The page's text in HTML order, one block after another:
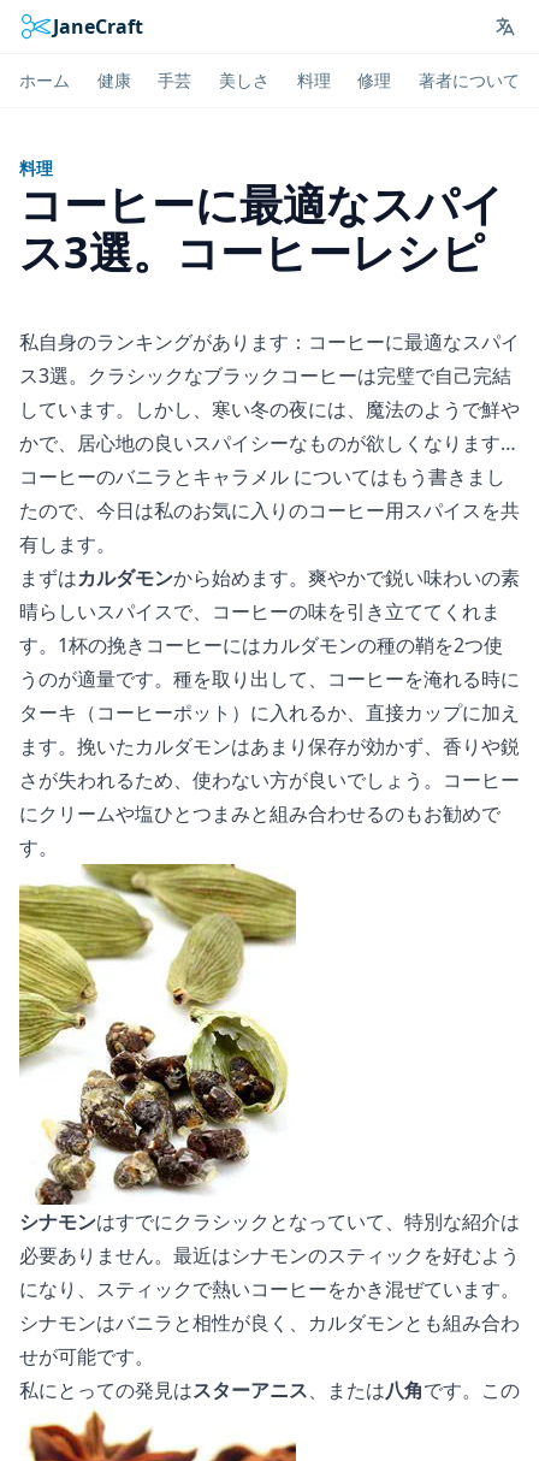
JaneCraft
ホーム 健康 手芸 美しさ 料理 修理 著者について
料理
コーヒーに最適なスパイ
ス3選。コーヒーレシピ
私自身のランキングがあります：コーヒーに最適なスパイ
ス3選。クラシックなブラックコーヒーは完璧で自己完結
しています。しかし、寒い冬の夜には、魔法のようで鮮や
かで、居心地の良いスパイシーなものが欲しくなります…
コーヒーのバニラとキャラメル についてはもう書きまし
たので、今日は私のお気に入りのコーヒー用スパイスを共
有します。
まずはカルダモンから始めます。爽やかで鋭い味わいの素
晴らしいスパイスで、コーヒーの味を引き立ててくれま
す。1杯の挽きコーヒーにはカルダモンの種の鞘を2つ使
うのが適量です。種を取り出して、コーヒーを淹れる時に
ターキ（コーヒーポット）に入れるか、直接カップに加え
ます。挽いたカルダモンはあまり保存が効かず、香りや鋭
さが失われるため、使わない方が良いでしょう。コーヒー
にクリームや塩ひとつまみと組み合わせるのもお勧めで
す。
シナモンはすでにクラシックとなっていて、特別な紹介は
必要ありません。最近はシナモンのスティックを好むよう
になり、スティックで熱いコーヒーをかき混ぜています。
シナモンはバニラと相性が良く、カルダモンとも組み合わ
せが可能です。
私にとっての発見はスターアニス、または八角です。この